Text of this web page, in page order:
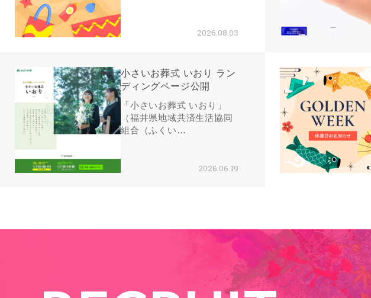
2026.08.03
小さいお葬式 いおり ラン
ディングページ公開
「小さいお葬式 いおり」
（福井県地域共済生活協同
組合（ふくい…
2026.06.19